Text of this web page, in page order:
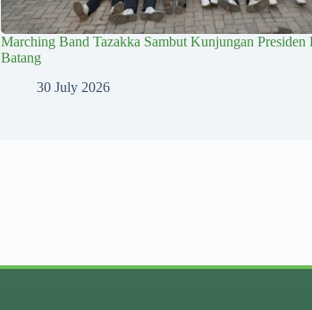
Marching Band Tazakka Sambut Kunjungan Presiden
Batang
30 July 2026